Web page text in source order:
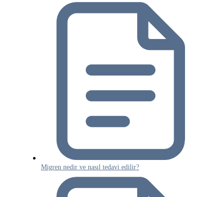
Migren nedir ve nasıl tedavi edilir?